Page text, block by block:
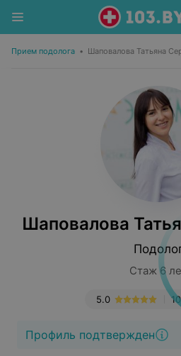
Прием подолога • Шаповалова Татьяна
Шаповалова
Стаж 6
5.0
Профиль подтвержден